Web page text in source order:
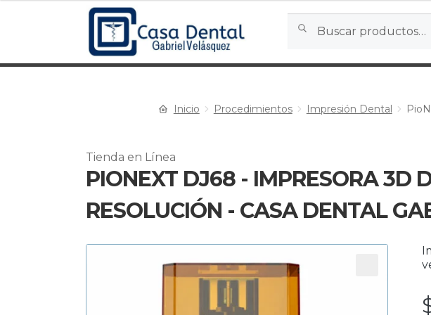
Buscar
por:
Inicio Procedimientos Impresión Dental
Tienda en Línea
PIONEXT DJ68 - IMPRESORA 3D
RESOLUCIÓN - CASA DENTAL